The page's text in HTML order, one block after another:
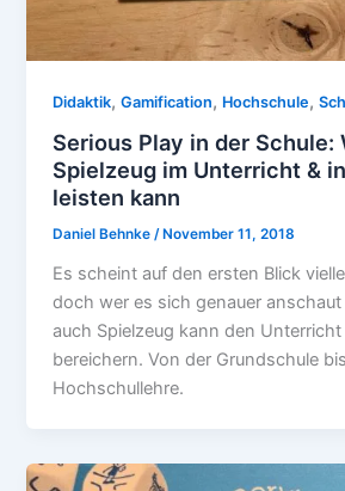
Didaktik,Gamification, Hochschule,
Serious Play in der Schule:
Spielzeug im Unterricht &
leisten kann
Daniel Behnke/ November 11, 2018
Es scheint auf den ersten Blick
doch wer es sich genauer
auch Spielzeug kann den
bereichern. Von der Grundschule
Hochschullehre.